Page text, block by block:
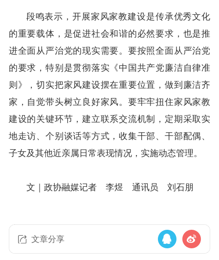
段鸣表示，开展家风家教建设是传承优秀文化
的重要载体，是促进社会和谐的必然要求，也是推
进全面从严治党的现实需要。要按照全面从严治党
的要求，特别是贯彻落实《中国共产党廉洁自律准
则》，切实把家风建设摆在重要位置，做到廉洁齐
家，自觉带头树立良好家风。要牢牢扭住家风家教
建设的关键环节，建立联系交流机制，定期采取实
地走访、个别谈话等方式，收集干部、干部配偶、
子女及其他近亲属日常表现情况，实施动态管理。
文｜政协融媒记者 李煜 通讯员 刘石朋
文章分享